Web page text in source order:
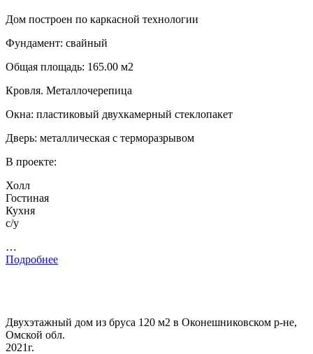
Дом построен по каркасной технологии
Фундамент: свайный
Общая площадь: 165.00 м2
Кровля. Металлочерепица
Окна: пластиковый двухкамерный стеклопакет
Дверь: металлическая с терморазрывом
В проекте:
Холл
Гостиная
Кухня
с/у
…
Подробнее
Двухэтажный дом из бруса 120 м2 в Оконешниковском р-не,
Омской обл.
2021г.